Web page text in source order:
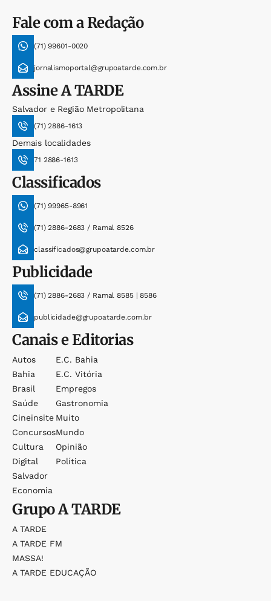
Fale com a Redação
(71) 99601-0020
jornalismoportal@grupoatarde.com.br
AssineA TARDE
Salvador e Região Metropolitana
(71) 2886-1613
Demais localidades
71 2886-1613
Classificados
(71) 99965-8961
(71) 2886-2683 / Ramal 8526
classificados@grupoatarde.com.br
Publicidade
(71) 2886-2683 / Ramal 8585 | 8586
publicidade@grupoatarde.com.br
Canais e Editorias
Autos
Bahia
Brasil
Saúde
Cineinsite
Concursos
Cultura
Digital
Salvador
Economia
E.c. Bahia
E.c. Vitória
Empregos
Gastronomia
Muito
Mundo
Opinião
Política
GrupoA TARDE
A TARDE
A TARDE FM
MASSA!
A TARDE EDUCAÇÃO